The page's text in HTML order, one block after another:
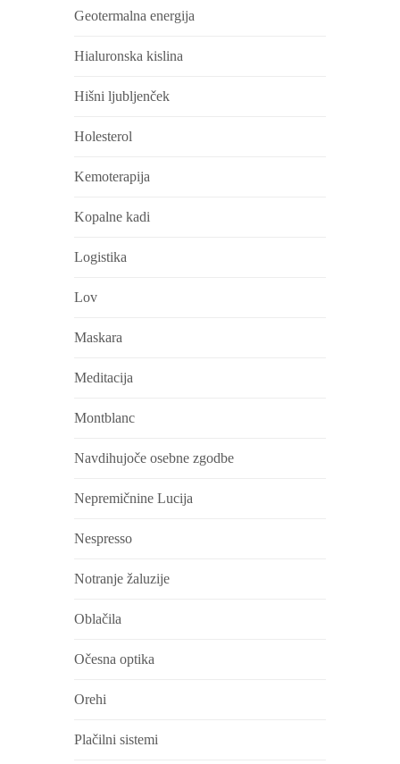
Geotermalna energija
Hialuronska kislina
Hišni ljubljenček
Holesterol
Kemoterapija
Kopalne kadi
Logistika
Lov
Maskara
Meditacija
Montblanc
Navdihujoče osebne zgodbe
Nepremičnine Lucija
Nespresso
Notranje žaluzije
Oblačila
Očesna optika
Orehi
Plačilni sistemi